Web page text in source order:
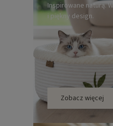
Inspirowane naturą.
i piękny design.
Zobacz więcej